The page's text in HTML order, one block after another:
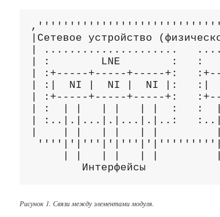
|Сетевое устройство
| .....................
| :        LNE        :   :
| :+-----+-----+-----+:
| :|  NI |  NI |  NI |:   :|
| :+-----+-----+-----+:
| :  | |   | |   | |  :   :
| :..|.|...|.|...|.|..:
Интерфейсы
Рисунок 1. Связи между элементами модуля.